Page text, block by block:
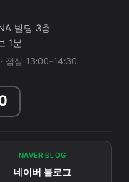
빌딩 3층
1분
점심 13:00–14:30
NAVER BLOG
네이버 블로그